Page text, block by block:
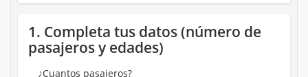
1. Completa tus datos (número de
pasajeros y edades)
¿Cuantos pasajeros?